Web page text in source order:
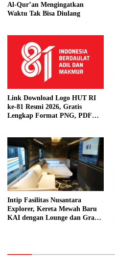
Al-Qur’an Mengingatkan
Waktu Tak Bisa Diulang
Link Download Logo HUT RI
ke-81 Resmi 2026, Gratis
Lengkap Format PNG, PDF
Intip Fasilitas Nusantara
Explorer, Kereta Mewah Baru
KAI dengan Lounge dan Grand